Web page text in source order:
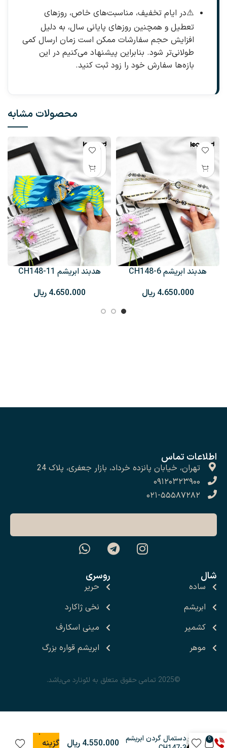
⚠️در ایام تخفیف، مناسبت‌های خاص، روزهای
تعطیل و همچنین روزهای پایانی سال، به دلیل
افزایش حجم سفارشات ممکن است زمان ارسال کمی
طولانی‌تر شود. بنابراین پیشنهاد می‌کنیم در این
بازه‌ها سفارش خود را زود ثبت کنید.
محصولات مشابه
هدبند ابریشم CH148-6
ریال
هدبند ابریشم CH148-11
ریال
شال
ساده
ابریشم
کشمیر
موهر
روسری
حریر
نخی ژاکارد
مینی اسکارف
ابریشم قواره بزرگ
اطلاعات تماس
تهران، خیابان پانزده خرداد، بازار جعفری، پلاک 24
۰۹۱۲۰۳۲۳۹۰۰
۰۲۱-۵۵۵۸۷۲۸۲
©2025 تمامی حقوق متعلق به لئونارد می‌باشد.
دستمال گردن ابریشم
انتخاب
گزینه
0